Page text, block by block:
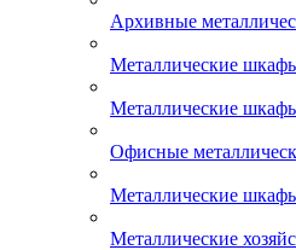
Архивные
Металлические
Металлические
Офисные
Металлические
Металлические